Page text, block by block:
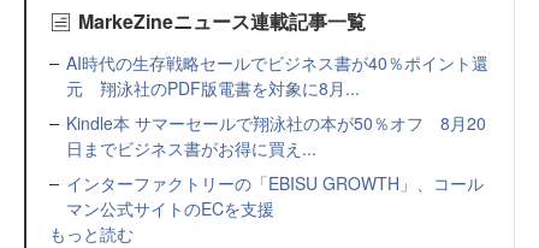
MarkeZineニュース連載記事一覧
AI時代の生存戦略セールでビジネス書が40％ポイント還
元 翔泳社のPDF版電書を対象に8月...
Kindle本 サマーセールで翔泳社の本が50％オフ 8月20
日までビジネス書がお得に買え...
インターファクトリーの「EBISU GROWTH」、コール
マン公式サイトのECを支援
もっと読む